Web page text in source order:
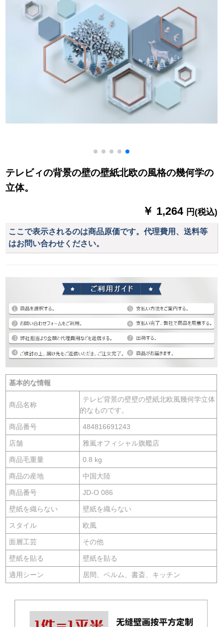
は备考型を撮影しま
す。
テレビィの背景の壁の壁紙北欧の風格の幾何学の
立体。
￥ 1,264 円(税込)
ここで表示されるのは商品原価です。代理費用、送料等
はお問い合わせください。
基本的な情報
商品名称
テレビ背景の壁壁の壁紙北欧風幾何学立体
的なものです。
商品番号 484816691243
店舗 雅嵐オフィシャル旗艦店
商品毛重量 0.8 kg
商品の産地 中国大陸
商品番号 JD-O 086
壁紙を織らない 壁紙を織らない
スタイル 欧風
面層工芸 その他
壁紙を貼る 壁紙を貼る
適用シーン 居間、ベルム、書斎、キッチン